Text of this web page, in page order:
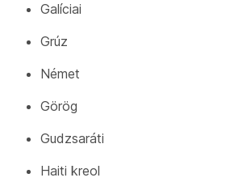
Galíciai
Grúz
Német
Görög
Gudzsaráti
Haiti kreol